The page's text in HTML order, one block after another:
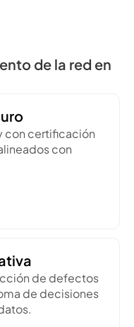
de la red en
con certificación
con
de defectos
de decisiones